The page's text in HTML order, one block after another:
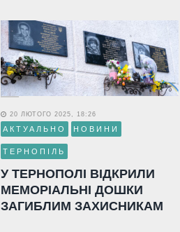
20 ЛЮТОГО 2025, 18:26
АКТУАЛЬНО НОВИНИ
ТЕРНОПІЛЬ
У ТЕРНОПОЛІ ВІДКРИЛИ
МЕМОРІАЛЬНІ ДОШКИ
ЗАГИБЛИМ ЗАХИСНИКАМ